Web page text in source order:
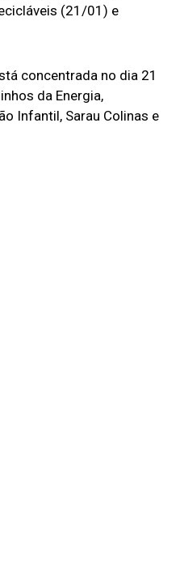
(21/01) e
concentrada no dia 21
da Energia,
Infantil, Sarau Colinas e